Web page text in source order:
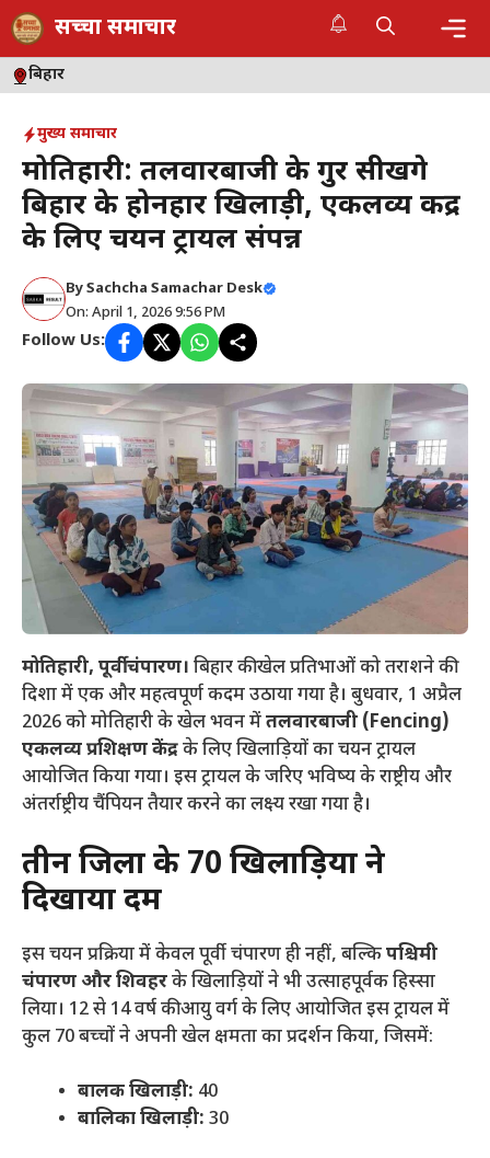
Skip
to
content
सच्चा समाचार
बिहार
मुख्य समाचार
मोतिहारी: तलवारबाजी के गुर सीखेंगे
बिहार के होनहार खिलाड़ी, एकलव्य केंद्र
के लिए चयन ट्रायल संपन्न
BySachcha Samachar Desk
On: April 1, 2026 9:56 PM
Follow Us:
मोतिहारी, पूर्वी चंपारण। बिहार की खेल प्रतिभाओं को तराशने की
दिशा में एक और महत्वपूर्ण कदम उठाया गया है। बुधवार, 1 अप्रैल
2026 को मोतिहारी के खेल भवन मेंतलवारबाजी (Fencing)
एकलव्य प्रशिक्षण केंद्रके लिए खिलाड़ियों का चयन ट्रायल
आयोजित किया गया। इस ट्रायल के जरिए भविष्य के राष्ट्रीय और
अंतर्राष्ट्रीय चैंपियन तैयार करने का लक्ष्य रखा गया है।
तीन जिलों के 70 खिलाड़ियों ने
दिखाया दम
​इस चयन प्रक्रिया में केवल पूर्वी चंपारण ही नहीं, बल्किपश्चिमी
चंपारण और शिवहरके खिलाड़ियों ने भी उत्साहपूर्वक हिस्सा
लिया। 12 से 14 वर्ष की आयु वर्ग के लिए आयोजित इस ट्रायल में
कुल 70 बच्चों ने अपनी खेल क्षमता का प्रदर्शन किया, जिसमें:
बालक खिलाड़ी: 40
बालिका खिलाड़ी: 30